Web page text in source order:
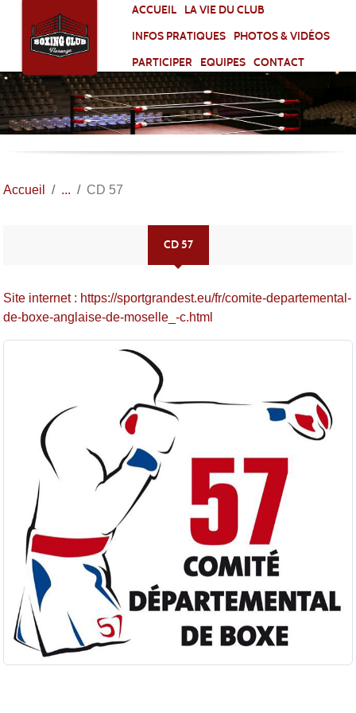
ACCUEIL
LA VIE DU CLUB
INFOS PRATIQUES
PHOTOS & VIDÉOS
PARTICIPER
EQUIPES CONTACT
Accueil CD 57
CD 57
Site internet : https://sportgrandest.eu/fr/comite-departemental-
de-boxe-anglaise-de-moselle_-c.html
Panneau de gestion des cookies